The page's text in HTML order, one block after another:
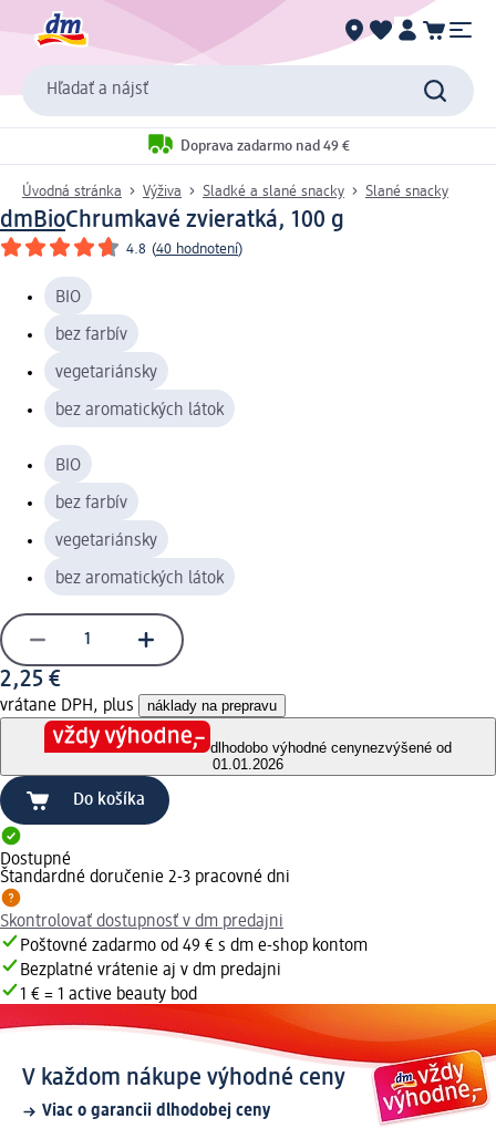
Hľadať a nájsť
Doprava zadarmo nad 49 €
Úvodná stránka Výživa Sladké a slané snacky Slané snacky
dmBioChrumkavé zvieratká, 100 g
4.8 (40 hodnotení)
BIO
bez farbív
vegetariánsky
bez aromatických látok
BIO
bez farbív
vegetariánsky
bez aromatických látok
2,25 €
vrátane DPH, plus náklady na prepravu
dlhodobo výhodné cenynezvýšené od
01.01.2026
Do košíka
Dostupné
Štandardné doručenie 2-3 pracovné dni
Skontrolovať dostupnosť v dm predajni
Poštovné zadarmo od 49 € s dm e-shop kontom
Bezplatné vrátenie aj v dm predajni
1 € = 1 active beauty bod
V každom nákupe výhodné ceny
Viac o garancii dlhodobej ceny